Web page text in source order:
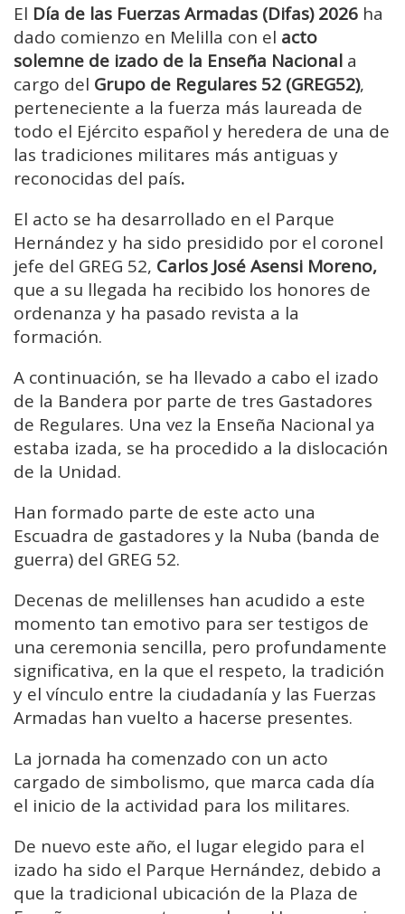
El Día de las Fuerzas Armadas (Difas) 2026 ha
dado comienzo en Melilla con el acto
solemne de izado de la Enseña Nacional a
cargo del Grupo de Regulares 52 (GREG52),
perteneciente a la fuerza más laureada de
todo el Ejército español y heredera de una de
las tradiciones militares más antiguas y
reconocidas del país.
El acto se ha desarrollado en el Parque
Hernández y ha sido presidido por el coronel
jefe del GREG 52, Carlos José Asensi Moreno,
que a su llegada ha recibido los honores de
ordenanza y ha pasado revista a la
formación.
A continuación, se ha llevado a cabo el izado
de la Bandera por parte de tres Gastadores
de Regulares. Una vez la Enseña Nacional ya
estaba izada, se ha procedido a la dislocación
de la Unidad.
Han formado parte de este acto una
Escuadra de gastadores y la Nuba (banda de
guerra) del GREG 52.
Decenas de melillenses han acudido a este
momento tan emotivo para ser testigos de
una ceremonia sencilla, pero profundamente
significativa, en la que el respeto, la tradición
y el vínculo entre la ciudadanía y las Fuerzas
Armadas han vuelto a hacerse presentes.
La jornada ha comenzado con un acto
cargado de simbolismo, que marca cada día
el inicio de la actividad para los militares.
De nuevo este año, el lugar elegido para el
izado ha sido el Parque Hernández, debido a
que la tradicional ubicación de la Plaza de